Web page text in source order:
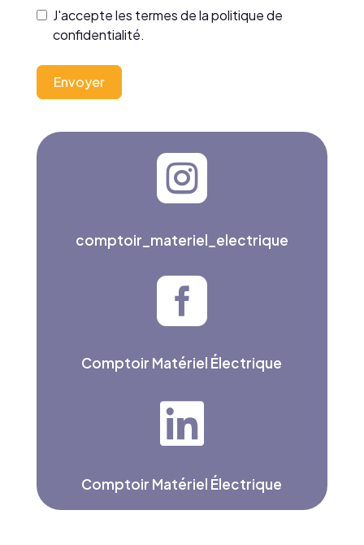
J'accepte les termes de lapolitique de
confidentialité.
Envoyer

comptoir_materiel_electrique

Comptoir Matériel Électrique

Comptoir Matériel Électrique